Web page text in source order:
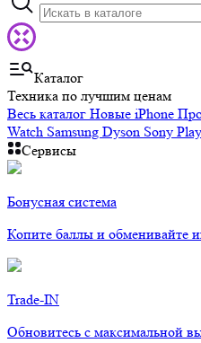
Каталог
Техника по лучшим ценам
Весь каталог Новые iPhone
Watch Samsung Dyson Sony
Сервисы
Бонусная система
Копите баллы и обменивайте
Trade-IN
Обновитесь с максимальной